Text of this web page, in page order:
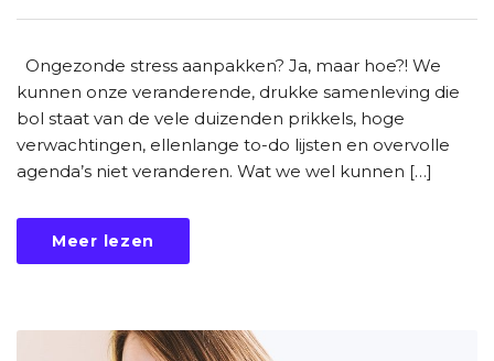
Ongezonde stress aanpakken? Ja, maar hoe?! We
kunnen onze veranderende, drukke samenleving die
bol staat van de vele duizenden prikkels, hoge
verwachtingen, ellenlange to-do lijsten en overvolle
agenda’s niet veranderen. Wat we wel kunnen […]
Meer lezen